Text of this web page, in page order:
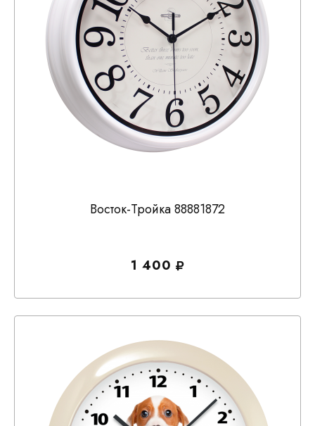
Восток-Тройка 88881872
1 400